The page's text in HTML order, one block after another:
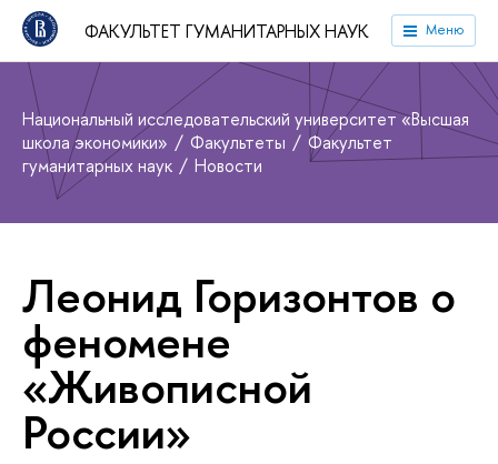
ФАКУЛЬТЕТ ГУМАНИТАРНЫХ НАУК Меню
Национальный исследовательский университет «Высшая
школа экономики»
Факультеты
Факультет
гуманитарных наук
Новости
Леонид Горизонтов о
феномене
«Живописной
России»